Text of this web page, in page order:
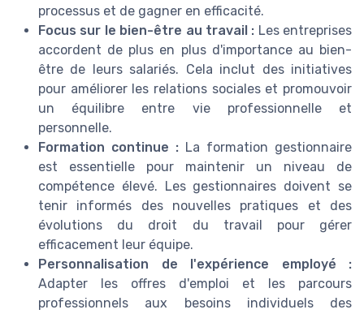
processus et de gagner en efficacité.
Focus sur le bien-être au travail : Les entreprises
accordent de plus en plus d'importance au bien-
être de leurs salariés. Cela inclut des initiatives
pour améliorer les relations sociales et promouvoir
un équilibre entre vie professionnelle et
personnelle.
Formation continue : La formation gestionnaire
est essentielle pour maintenir un niveau de
compétence élevé. Les gestionnaires doivent se
tenir informés des nouvelles pratiques et des
évolutions du droit du travail pour gérer
efficacement leur équipe.
Personnalisation de l'expérience employé :
Adapter les offres d'emploi et les parcours
professionnels aux besoins individuels des